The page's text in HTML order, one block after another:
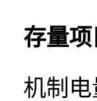
存量项
机制